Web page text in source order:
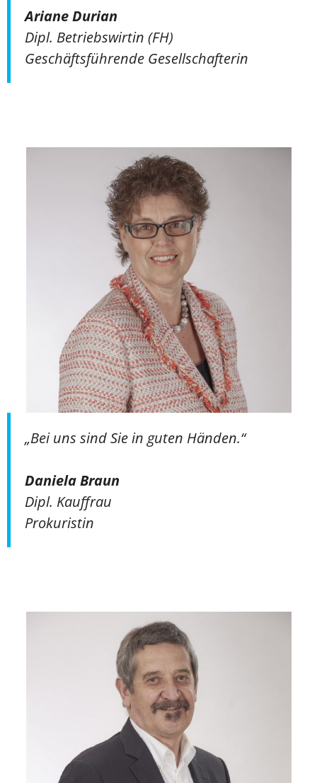
Ariane Durian
Dipl. Betriebswirtin (FH)
Geschäftsführende Gesellschafterin
„Bei uns sind Sie in guten Händen.“
Daniela Braun
Dipl. Kauffrau
Prokuristin